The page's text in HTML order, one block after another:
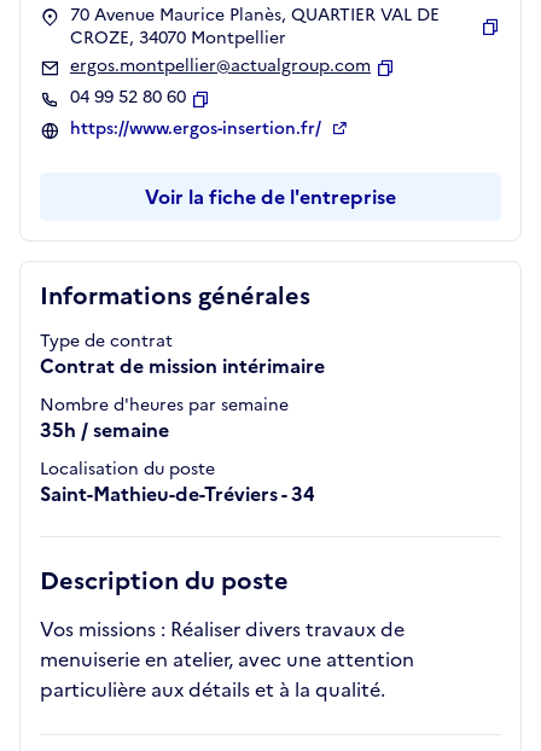
Informations générales
Type de contrat
Contrat de mission intérimaire
Nombre d'heures par semaine
35h / semaine
Localisation du poste
Saint-Mathieu-de-Tréviers - 34
Description du poste
Vos missions : Réaliser divers travaux de
menuiserie en atelier, avec une attention
particulière aux détails et à la qualité.
70 Avenue Maurice Planès, QUARTIER VAL DE
CROZE, 34070 Montpellier
ergos.montpellier@actualgroup.com
04 99 52 80 60
Copier
https://www.ergos-insertion.fr/
Voir la fiche de l'entreprise